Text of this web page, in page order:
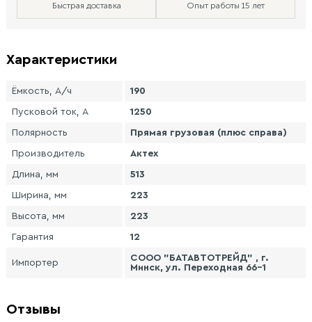
Быстрая доставка Опыт работы 15 лет
Характеристики
Ёмкость, А/ч 190
Пусковой ток, А 1250
Полярность Прямая грузовая (плюс справа)
Производитель Актех
Длина, мм 513
Ширина, мм 223
Высота, мм 223
Гарантия 12
Импортер
СООО "БАТАВТОТРЕЙД" , г.
Минск, ул. Переходная 66-1
Отзывы